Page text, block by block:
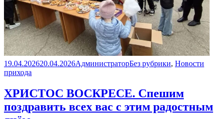
Опубликовано
19.04.202620.04.2026Автор
АдминистраторРубрики
Без рубрики, Новости
прихода
ХРИСТОС ВОСКРЕСЕ. Спешим
поздравить всех вас с этим радостным